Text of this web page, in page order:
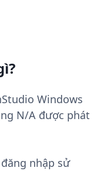
Windows
N/A được phát
nhập sử